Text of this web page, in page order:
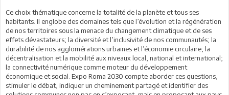
Ce choix thématique concerne la totalité de la planète et tous ses
habitants. Il englobe des domaines tels que l’évolution et la régénération
de nos territoires sous la menace du changement climatique et de ses
effets dévastateurs; la diversité et l’inclusivité de nos communautés; la
durabilité de nos agglomérations urbaines et l’économie circulaire; la
décentralisation et la mobilité aux niveaux local, national et international;
la connectivité numérique comme moteur du développement
économique et social. Expo Roma 2030 compte aborder ces questions,
stimuler le débat, indiquer un cheminement partagé et identifier des